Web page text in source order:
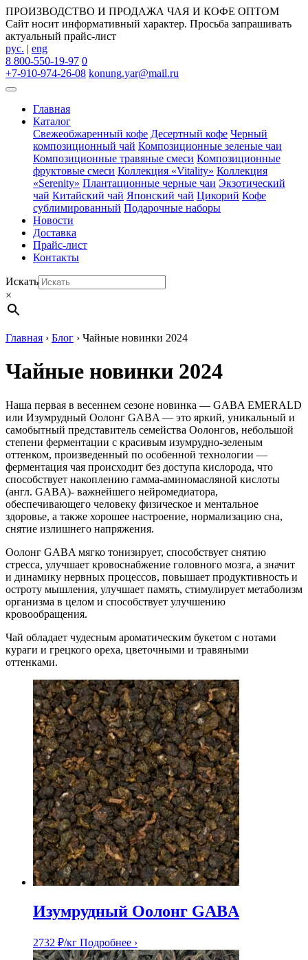
ПРОИЗВОДСТВО И ПРОДАЖА ЧАЯ И КОФЕ ОПТОМ
Сайт носит информативный характер. Просьба запрашивать
актуальный прайс-лист
рус. | eng
8 800-550-19-97 0
+7-910-974-26-08 konung.yar@mail.ru
Главная
Каталог
Свежеобжаренный кофе Десертный кофе Черный
композиционный чай Композиционные зеленые чаи
Композиционные травяные смеси Композиционные
фруктовые смеси Коллекция «Vitality» Коллекция
«Serenity» Плантационные черные чаи Экзотический
чай Китайский чай Японский чай Цикорий Кофе
сублимированный Подарочные наборы
Новости
Доставка
Прайс-лист
Контакты
Искать
×
Главная › Блог › Чайные новинки 2024
Чайные новинки 2024
Наша первая в весеннем сезоне новинка — GABA EMERALD
или Изумрудный Оолонг GABA — это яркий, уникальный и
самобытный представитель семейства Оолонгов, небольшой
степени ферментации с красивым изумрудно-зеленым
оттенком, произведенный по особенной технологии —
ферментация чая происходит без доступа кислорода, что
способствует накоплению гамма-аминомасляной кислоты
(англ. GABA)- важнейшего нейромедиатора,
обеспечивающего человеку физическое и ментальное
здоровье, а также хорошее настроение, нормализацию сна,
снятие излишнего напряжения.
Оолонг GABA мягко тонизирует, способствует снятию
стресса, улучшает кровоснабжение головного мозга, а значит
и динамику нервных процессов, повышает продуктивность и
остроту мышления, улучшает память, стимулирует метаболизм
организма в целом и способствует улучшению
кровообращения.
Чай обладает чудесным ароматическим букетом с нотами
кураги и грецкого ореха, цветочными и травяными
оттенками.
Изумрудный Оолонг GABA
2732 ₽/кг Подробнее ›